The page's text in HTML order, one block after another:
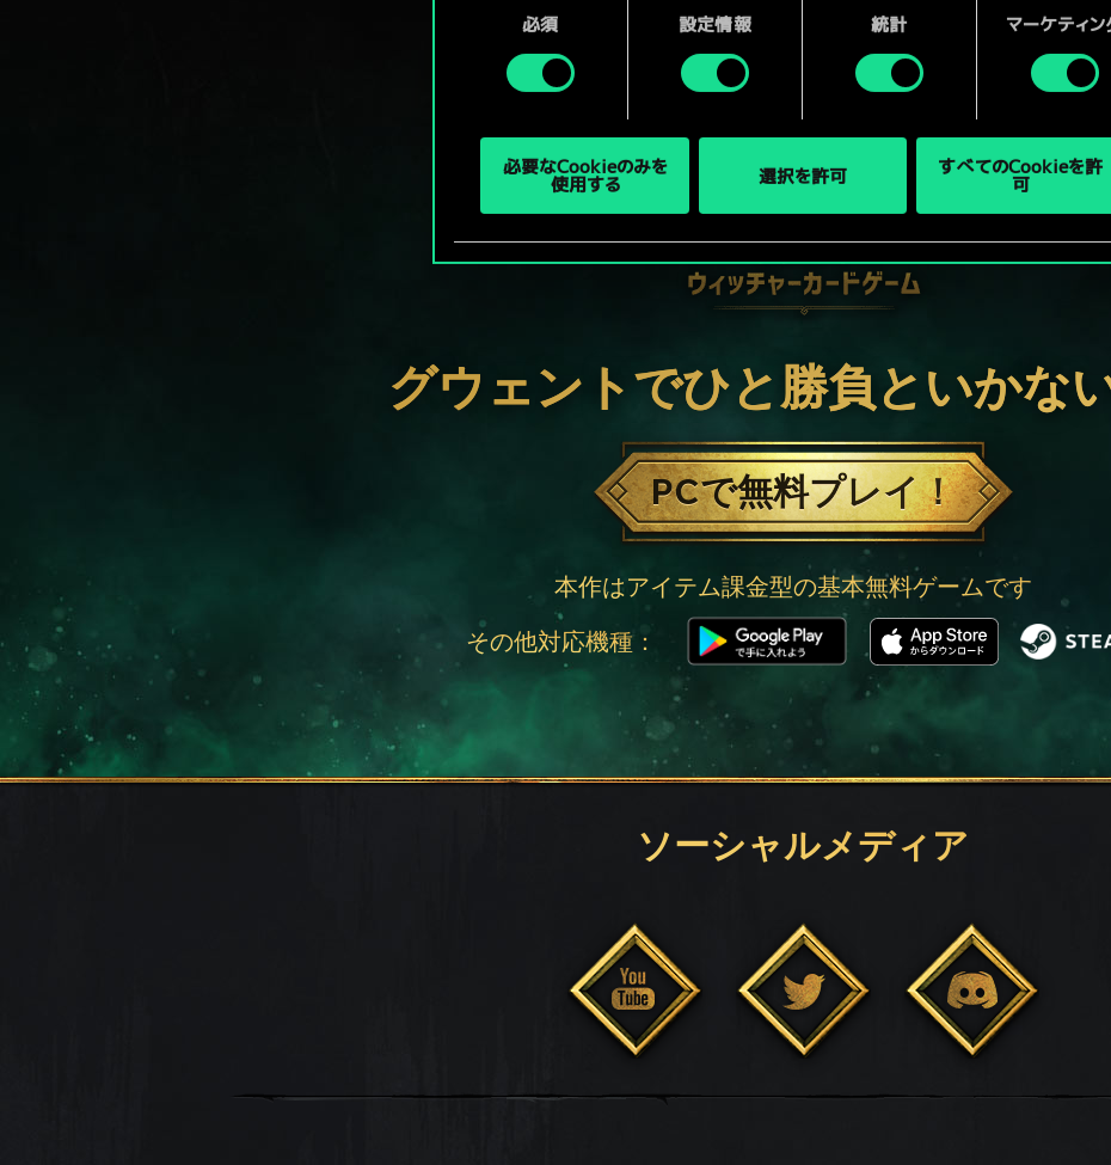
ューでご確認ください。
必須 設定情報 統計 マーケティン
必要なCookieのみを
使用する 選択を許可 すべてのCookieを許
可
グウェントでひと勝負といかな
PCで無料プレイ！
本作はアイテム課金型の基本無料ゲームです
その他対応機種：
ソーシャルメディア